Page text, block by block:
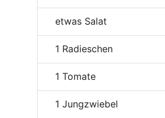
etwas Salat
1 Radieschen
1 Tomate
1 Jungzwiebel